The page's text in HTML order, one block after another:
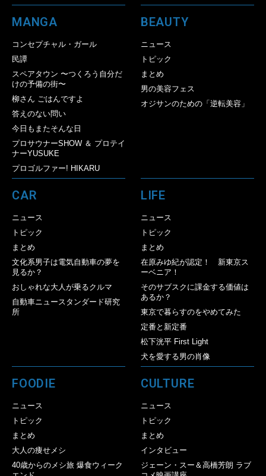
MANGA
コンセプチャル・ガール
民譚
スペアタウン 〜つくろう自分だ
けの予備の街〜
柳さん ごはんですよ
答えのない問い
今日もまたそんな日
プロサウナーSHOW ＆ プロテイ
ナーYUSUKE
プロゴルファー! HIKARU
BEAUTY
ニュース
トピック
まとめ
男の美容フェス
オジサンのための「逆転美容」
CAR
ニュース
トピック
まとめ
文化系男子は電気自動車の夢を
見るか？
おしゃれな大人が乗るクルマ
自動車ニュースタンダード研究
所
LIFE
ニュース
トピック
まとめ
在原みゆ紀が認定！ 新東京ス
ーベニア！
そのサブスクに課金する価値は
あるか？
東京で暮らすのをやめてみた
定番と新定番
松下洸平 First Light
犬を愛する男の肖像
FOODIE
ニュース
トピック
まとめ
大人の痩せメシ
40歳からのメシ旅 爆食ウィーク
CULTURE
ニュース
トピック
まとめ
インタビュー
ジェーン・スー＆高橋芳朗 ラブ